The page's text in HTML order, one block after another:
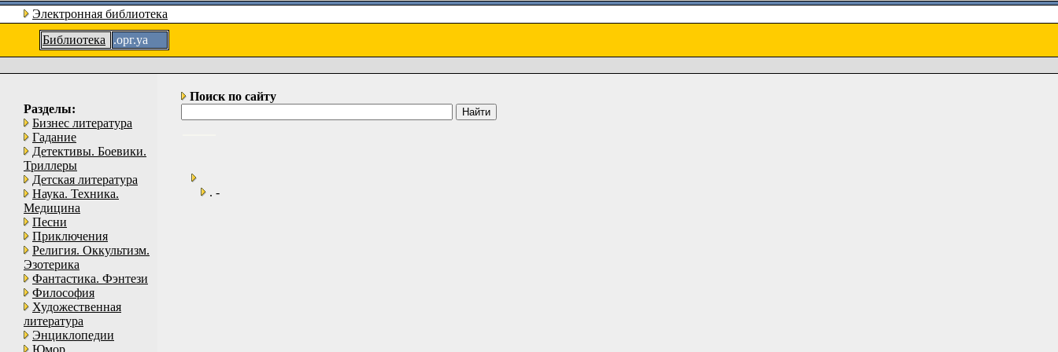
Электронная библиотека
Библиотека
.орг.уа
Разделы:
Бизнес литература
Гадание
Детективы. Боевики.
Триллеры
Детская литература
Наука. Техника.
Медицина
Песни
Приключения
Религия. Оккультизм.
Эзотерика
Фантастика. Фэнтези
Философия
Художественная
литература
Энциклопедии
Юмор
Поиск по сайту
. -